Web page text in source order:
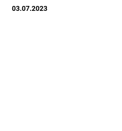
03.07.2023